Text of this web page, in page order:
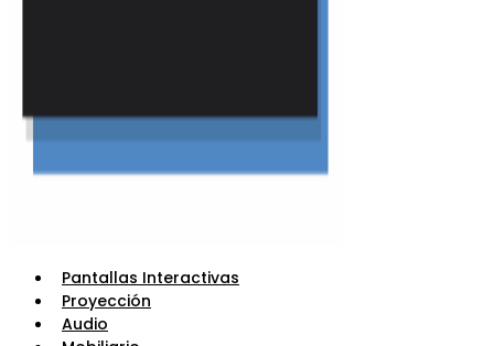
Pantallas Interactivas
Proyección
Audio